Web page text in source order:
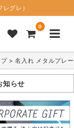
グレ）
0
名入れ メタルプレ
知らせ